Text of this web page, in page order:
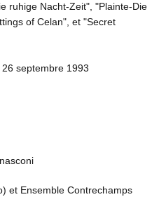
ruhige Nacht-Zeit", "Plainte-Die
of Celan", et "Secret
septembre 1993
et Ensemble Contrechamps